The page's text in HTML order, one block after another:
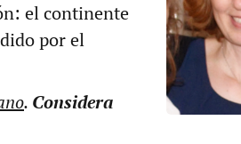
el continente
por el
. Considera